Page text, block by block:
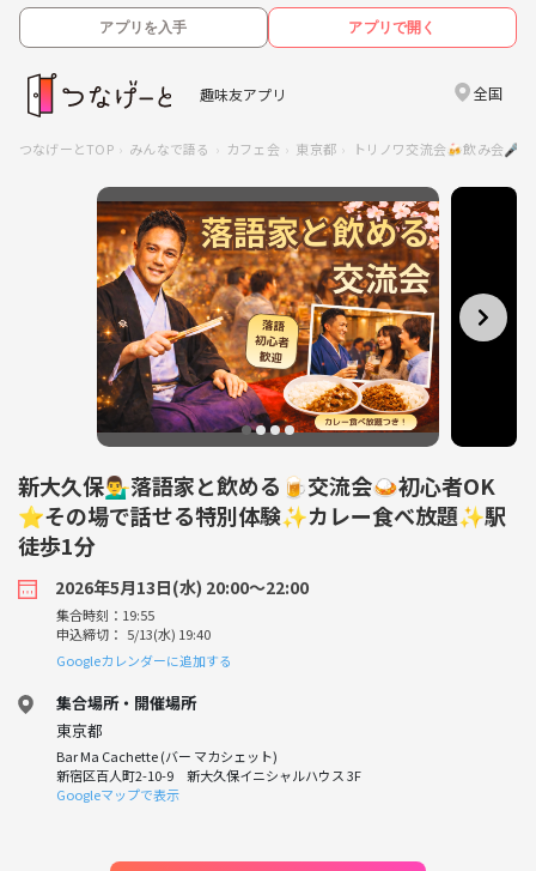
アプリを入手 アプリで開く
趣味友アプリ 全国
つなげーとTOP みんなで語る カフェ会 東京都 トリノワ交流会🍻飲み会🎤カ
新大久保💁‍♂️落語家と飲める🍺交流会🍛初心者OK
⭐その場で話せる特別体験✨カレー食べ放題✨駅
徒歩1分
2026年5月13日(水) 20:00〜22:00
集合時刻：19:55
申込締切： 5/13(水) 19:40
Googleカレンダーに追加する
集合場所・開催場所
東京都
Bar Ma Cachette (バー マカシェット)
新宿区百人町2-10-9 新大久保イニシャルハウス 3F
Googleマップで表示